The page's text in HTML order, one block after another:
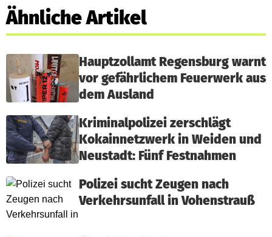
Ähnliche Artikel
Hauptzollamt Regensburg warnt
vor gefährlichem Feuerwerk aus
dem Ausland
Kriminalpolizei zerschlägt
Kokainnetzwerk in Weiden und
Neustadt: Fünf Festnahmen
Polizei sucht Zeugen nach
Verkehrsunfall in Vohenstrauß